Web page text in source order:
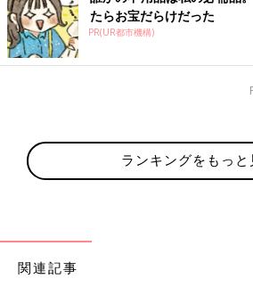
たらお宝だらけだった
PR(UR都市機構)
ランキングをもっと
関連記事